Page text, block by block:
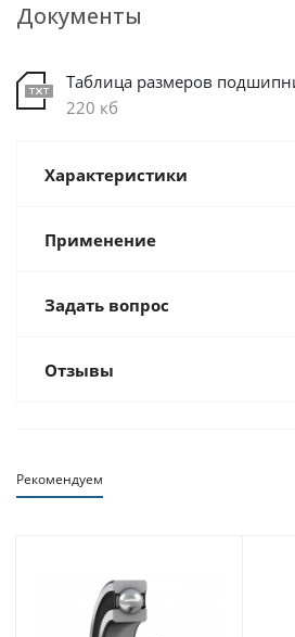
Документы
Таблица размеров
220 кб
Характеристики
Применение
Задать вопрос
Отзывы
Рекомендуем